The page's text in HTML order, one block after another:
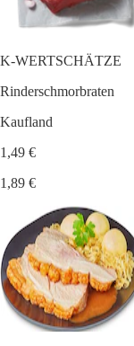
K-WERTSCHÄTZE
Rinderschmorbraten
Kaufland
1,49 €
1,89 €